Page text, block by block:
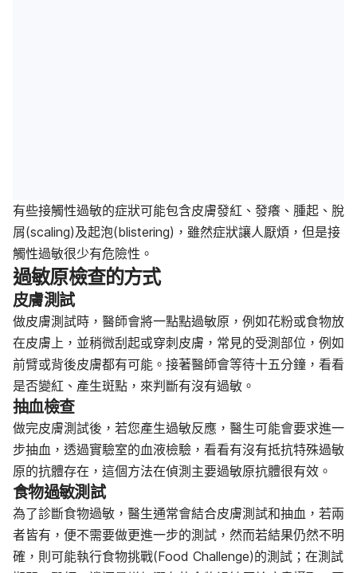
有些接觸性過敏的症狀可能包含皮膚發紅、發癢、腫起、脫
屑(scaling)及起泡(blistering)，雖然症狀讓人厭煩，但是接
觸性過敏很少有危險性。
過敏原檢查的方式
皮膚測試
做皮膚測試時，醫師會將一點點過敏原，例如花粉或食物放
在皮膚上，並稍微刮起或穿刺皮膚，常見的受測部位，例如
前臂或背後皮膚都有可能。接著醫師會等待十五分鐘，看看
是否變紅、產生斑點，來判斷有沒有過敏。
抽血檢查
做完皮膚測試後，若您產生過敏反應，醫生可能會要求進一
步抽血，透過實驗室的血液檢驗，看看有沒有抵抗特殊過敏
原的抗體存在，這個方法在偵測主要過敏原抗體很有效。
食物過敏測試
為了診斷食物過敏，醫生通常會結合皮膚測試和抽血，若兩
者皆有，便不需要做更進一步的測試，然而若結果仍然不明
確，則可能執行食物挑戰(Food Challenge)的測試；在測試